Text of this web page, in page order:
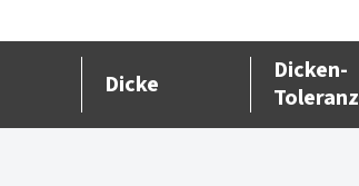
Dicke
Dicken-
Toleranz